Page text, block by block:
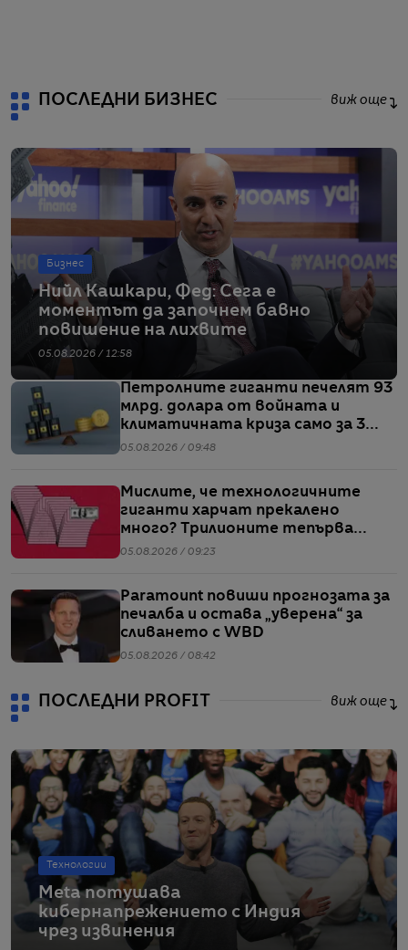
ПОСЛЕДНИ БИЗНЕС виж още
Бизнес
Нийл Кашкари, Фед: Сега е
моментът да започнем бавно
повишение на лихвите
05.08.2026 / 12:58
Петролните гиганти печелят 93
млрд. долара от войната и
климатичната криза само за 3
месеца
05.08.2026 / 09:48
Мислите, че технологичните
гиганти харчат прекалено
много? Трилионите тепърва
предстоят
05.08.2026 / 09:23
Paramount повиши прогнозата за
печалба и остава „уверена“ за
сливането с WBD
05.08.2026 / 08:42
ПОСЛЕДНИ PROFIT виж още
Технологии
Meta потушава
кибернапрежението с Индия
чрез извинения